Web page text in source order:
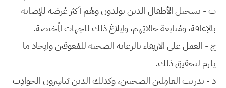
ب - تسجيل الأطفال الذين يولدون وهُم أكثر عُرضة للإصابة
بالإعاقة، ومُتابعة حالاتِهم، وإبلاغ ذلك للجهات المُختصة.
ج - العمل على الارتِقاء بالرعاية الصحية للمُعوقين واتِخاذ ما
يلزم لتحقيق ذلك.
د - تدريب العامِلين الصحيين، وكذلك الذين يُباشِرون الحوادِث